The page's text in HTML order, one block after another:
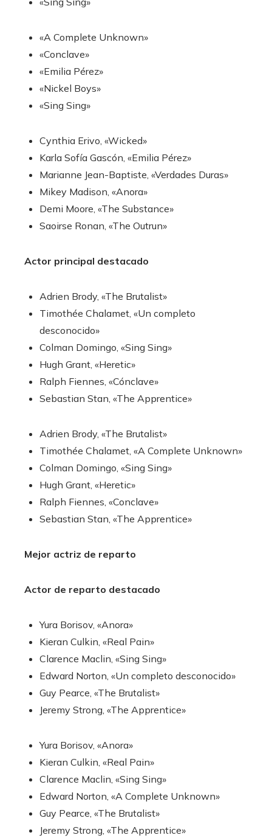
«A Complete Unknown»
«Conclave»
«Emilia Pérez»
«Nickel Boys»
«Sing Sing»
Cynthia Erivo, «Wicked»
Karla Sofía Gascón, «Emilia Pérez»
Marianne Jean-Baptiste, «Verdades Duras»
Mikey Madison, «Anora»
Demi Moore, «The Substance»
Saoirse Ronan, «The Outrun»
Actor principal destacado
Adrien Brody, «The Brutalist»
Timothée Chalamet, «Un completo
desconocido»
Colman Domingo, «Sing Sing»
Hugh Grant, «Heretic»
Ralph Fiennes, «Cónclave»
Sebastian Stan, «The Apprentice»
Adrien Brody, «The Brutalist»
Timothée Chalamet, «A Complete Unknown»
Colman Domingo, «Sing Sing»
Hugh Grant, «Heretic»
Ralph Fiennes, «Conclave»
Sebastian Stan, «The Apprentice»
Mejor actriz de reparto
Actor de reparto destacado
Yura Borisov, «Anora»
Kieran Culkin, «Real Pain»
Clarence Maclin, «Sing Sing»
Edward Norton, «Un completo desconocido»
Guy Pearce, «The Brutalist»
Jeremy Strong, «The Apprentice»
Yura Borisov, «Anora»
Kieran Culkin, «Real Pain»
Clarence Maclin, «Sing Sing»
Edward Norton, «A Complete Unknown»
Guy Pearce, «The Brutalist»
Jeremy Strong, «The Apprentice»